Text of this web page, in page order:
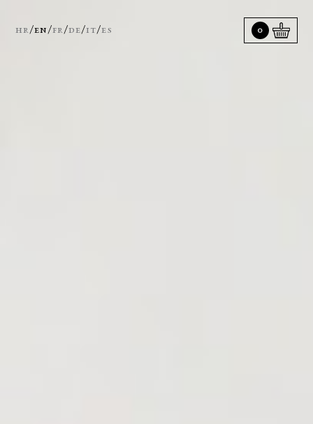
hr/en/fr/de/it/es 0